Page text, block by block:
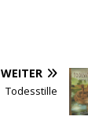
WEITER
Todesstille